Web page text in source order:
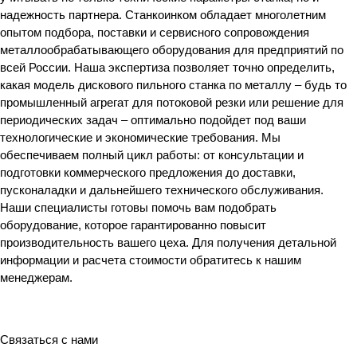
надежность партнера. Станкоинком обладает многолетним
опытом подбора, поставки и сервисного сопровождения
металлообрабатывающего оборудования для предприятий по
всей России. Наша экспертиза позволяет точно определить,
какая модель дискового пильного станка по металлу – будь то
промышленный агрегат для потоковой резки или решение для
периодических задач – оптимально подойдет под ваши
технологические и экономические требования. Мы
обеспечиваем полный цикл работы: от консультации и
подготовки коммерческого предложения до доставки,
пусконаладки и дальнейшего технического обслуживания.
Наши специалисты готовы помочь вам подобрать
оборудование, которое гарантированно повысит
производительность вашего цеха. Для получения детальной
информации и расчета стоимости обратитесь к нашим
менеджерам.
Связаться с нами